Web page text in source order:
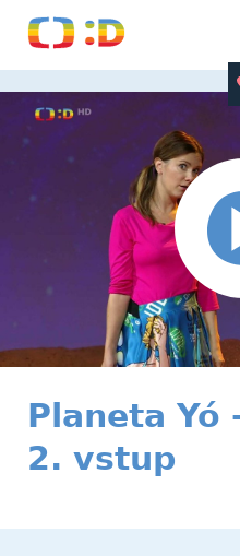
Planeta Yó
2. vstup